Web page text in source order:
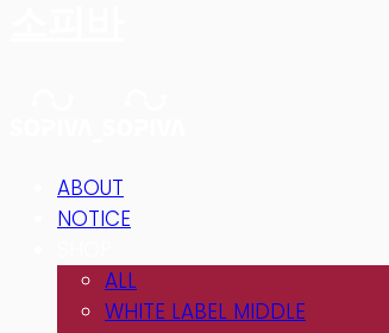
ABOUT
NOTICE
ALL
WHITE LABEL MIDDLE